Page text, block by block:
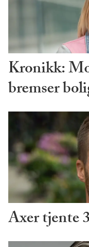
Kronikk:
bremser
Axer tjente